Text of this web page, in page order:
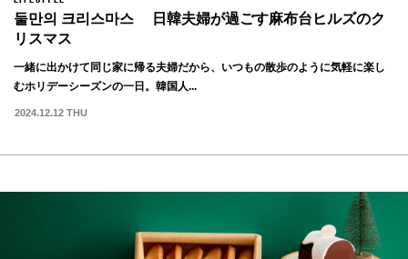
둘만의 크리스마스 日韓夫婦が過ごす麻布台ヒルズのク
リスマス
一緒に出かけて同じ家に帰る夫婦だから、いつもの散歩のように気軽に楽し
むホリデーシーズンの一日。韓国人...
2024.12.12 THU